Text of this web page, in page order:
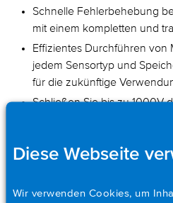
Diese Webseite
Wir verwenden Cookies, um
Schnelle Fehlerbehebung
mit einem kompletten und
Effizientes Durchführen von
jedem Sensortyp und
für die zukünftige
Schließen Sie bis zu 1000V
Visualisieren und
Maximieren Sie die